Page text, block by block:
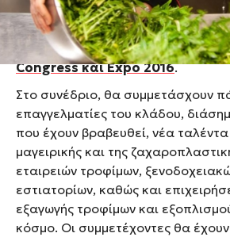
αντιπροσωπεύουν, να
και να μαγειρέψουν τα αγαπημένα
Παγκόσμιο Συνέδριο
Congress και Expo 2016.
Στο συνέδριο, θα συμμετάσχουν
επαγγελματίες του κλάδου,
που έχουν βραβευθεί, νέα
μαγειρικής και της
εταιρειών τροφίμων,
εστιατορίων, καθώς και
εξαγωγής τροφίμων και
κόσμο. Οι συμμετέχοντες θα